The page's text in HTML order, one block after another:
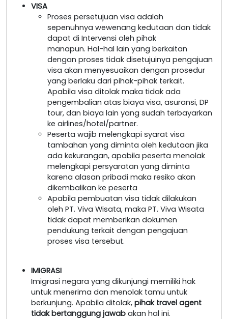
VISA
Proses persetujuan visa adalah
sepenuhnya wewenang kedutaan dan tidak
dapat di Intervensi oleh pihak
manapun. Hal-hal lain yang berkaitan
dengan proses tidak disetujuinya pengajuan
visa akan menyesuaikan dengan prosedur
yang berlaku dari pihak-pihak terkait.
Apabila visa ditolak maka tidak ada
pengembalian atas biaya visa, asuransi, DP
tour, dan biaya lain yang sudah terbayarkan
ke airlines/hotel/partner.
Peserta wajib melengkapi syarat visa
tambahan yang diminta oleh kedutaan jika
ada kekurangan, apabila peserta menolak
melengkapi persyaratan yang diminta
karena alasan pribadi maka resiko akan
dikembalikan ke peserta
Apabila pembuatan visa tidak dilakukan
oleh PT. Viva Wisata, maka PT. Viva Wisata
tidak dapat memberikan dokumen
pendukung terkait dengan pengajuan
proses visa tersebut.
IMIGRASI
Imigrasi negara yang dikunjungi memiliki hak
untuk menerima dan menolak tamu untuk
berkunjung. Apabila ditolak, pihak travel agent
tidak bertanggung jawab akan hal ini.